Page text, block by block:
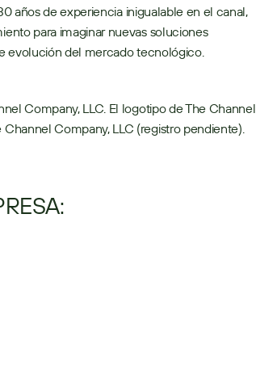
años de experiencia inigualable en el canal,
para imaginar nuevas soluciones
evolución del mercado tecnológico.
Company, LLC. El logotipo de The Channel
Company, LLC (registro pendiente).